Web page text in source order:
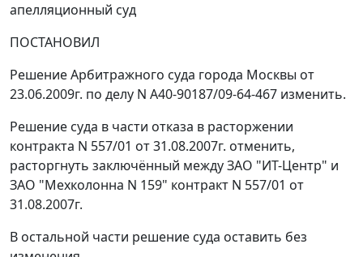
апелляционный суд
ПОСТАНОВИЛ
Решение Арбитражного суда города Москвы от
23.06.2009г. по делу N А40-90187/09-64-467 изменить.
Решение суда в части отказа в расторжении
контракта N 557/01 от 31.08.2007г. отменить,
расторгнуть заключённый между ЗАО "ИТ-Центр" и
ЗАО "Мехколонна N 159" контракт N 557/01 от
31.08.2007г.
В остальной части решение суда оставить без